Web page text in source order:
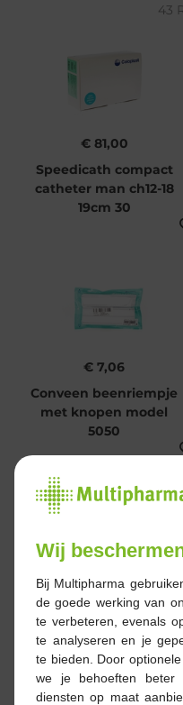
43
€ 81,00
Speedicath compact
catheter man ch12-18
19cm 30
€ 7,06
Conveen beenriempje
met knopen model
5050
€ 81,00
Speedicath compact
cath. vrouw ch14 7cm
30 28584
Wij
Bij Multipharma
de goede werking van
te verbeteren, evenals
te analyseren en je
te bieden. Door
we je behoeften beter
diensten op maat